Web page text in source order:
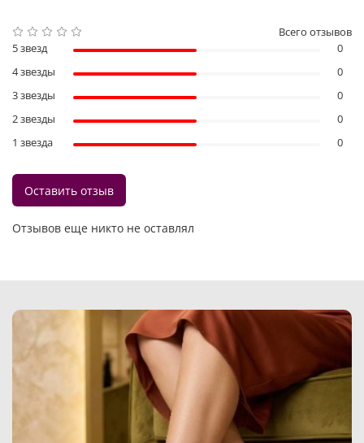
Отзывов еще никто не оставлял
Всего отзывов
5 звезд
0
4 звезды
0
3 звезды
0
2 звезды
0
1 звезда
0
Оставить отзыв